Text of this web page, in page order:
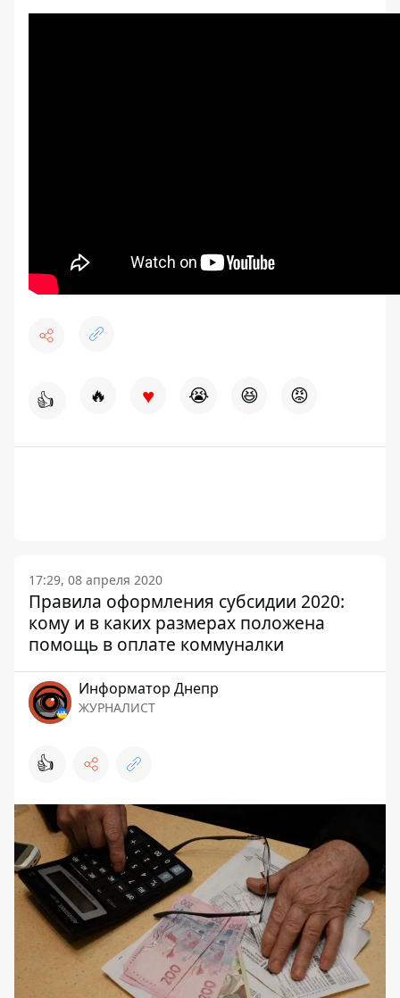
👍 🔥 ♥ 😭 😆 😡
17:29, 08 апреля 2020
Правила оформления субсидии 2020:
кому и в каких размерах положена
помощь в оплате коммуналки
Информатор Днепр
ЖУРНАЛИСТ
👍